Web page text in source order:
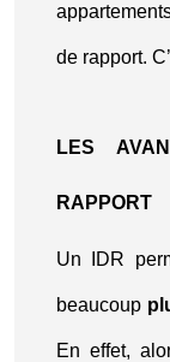
de rapport.
LES
RAPPORT
Un IDR
beaucoup
En effet,